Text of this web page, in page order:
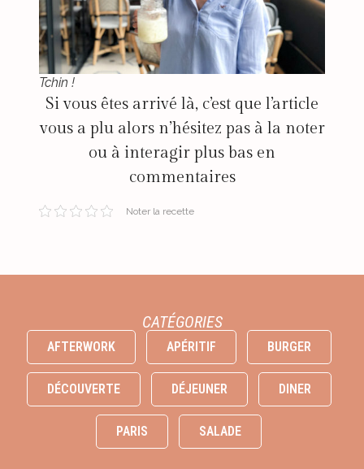
Tchin !
Si vous êtes arrivé là, c’est que l’article
vous a plu alors n’hésitez pas à la noter
ou à interagir plus bas en
commentaires
Noter la recette
CATÉGORIES
AFTERWORK APÉRITIF BURGER
DÉCOUVERTE DÉJEUNER DINER
PARIS SALADE